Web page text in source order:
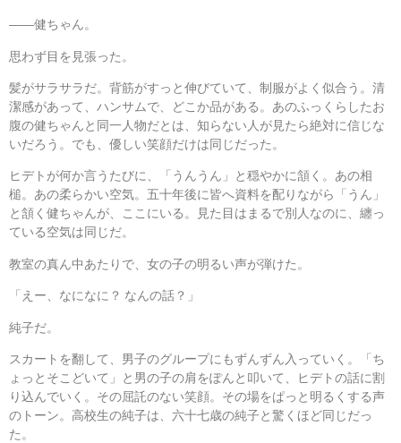
――健ちゃん。
思わず目を見張った。
髪がサラサラだ。背筋がすっと伸びていて、制服がよく似合う。清
潔感があって、ハンサムで、どこか品がある。あのふっくらしたお
腹の健ちゃんと同一人物だとは、知らない人が見たら絶対に信じな
いだろう。でも、優しい笑顔だけは同じだった。
ヒデトが何か言うたびに、「うんうん」と穏やかに頷く。あの相
槌。あの柔らかい空気。五十年後に皆へ資料を配りながら「うん」
と頷く健ちゃんが、ここにいる。見た目はまるで別人なのに、纏っ
ている空気は同じだ。
教室の真ん中あたりで、女の子の明るい声が弾けた。
「えー、なになに？ なんの話？」
純子だ。
スカートを翻して、男子のグループにもずんずん入っていく。「ち
ょっとそこどいて」と男の子の肩をぽんと叩いて、ヒデトの話に割
り込んでいく。その屈託のない笑顔。その場をぱっと明るくする声
のトーン。高校生の純子は、六十七歳の純子と驚くほど同じだっ
た。